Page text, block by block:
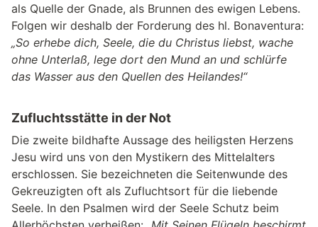
als Quelle der Gnade, als Brunnen des ewigen Lebens.
Folgen wir deshalb der Forderung des hl. Bonaventura:
„So erhebe dich, Seele, die du Christus liebst, wache
ohne Unterlaß, lege dort den Mund an und schlürfe
das Wasser aus den Quellen des Heilandes!“
Zufluchtsstätte in der Not
Die zweite bildhafte Aussage des heiligsten Herzens
Jesu wird uns von den Mystikern des Mittelalters
erschlossen. Sie bezeichneten die Seitenwunde des
Gekreuzigten oft als Zufluchtsort für die liebende
Seele. In den Psalmen wird der Seele Schutz beim